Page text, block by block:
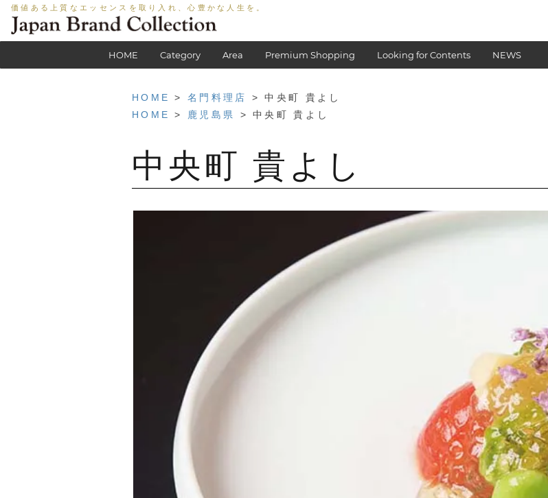
価値ある上質なエッセンスを取り入れ、心豊かな人生を。
HOME Category Area Premium Shopping Looking for Contents NEWS
HOME >名門料理店
> 中央町 貴よし
HOME
> 鹿児島県 > 中央町 貴よし
中央町 貴よし